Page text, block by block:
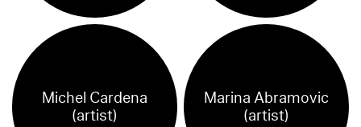
Michel Cardena
(artist)
Marina Abramovic
(artist)